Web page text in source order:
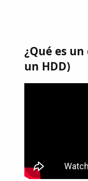
¿Qué es
un HDD)